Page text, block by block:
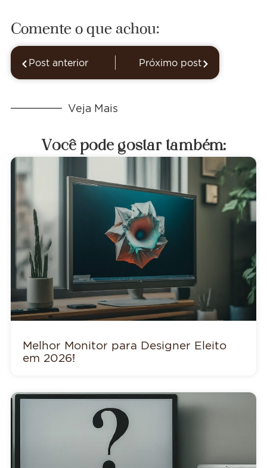
Comente o que achou:
Post anterior Próximo post
Veja Mais
Você pode gostar também:
Melhor Monitor para Designer Eleito
em 2026!